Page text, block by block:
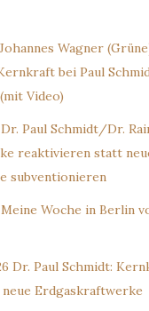
Johannes Wagner
bei Paul
Video)
Dr. Paul Schmidt/Dr.
reaktivieren statt
subventionieren
Woche in Berlin
Dr. Paul Schmidt:
Erdgaskraftwerke